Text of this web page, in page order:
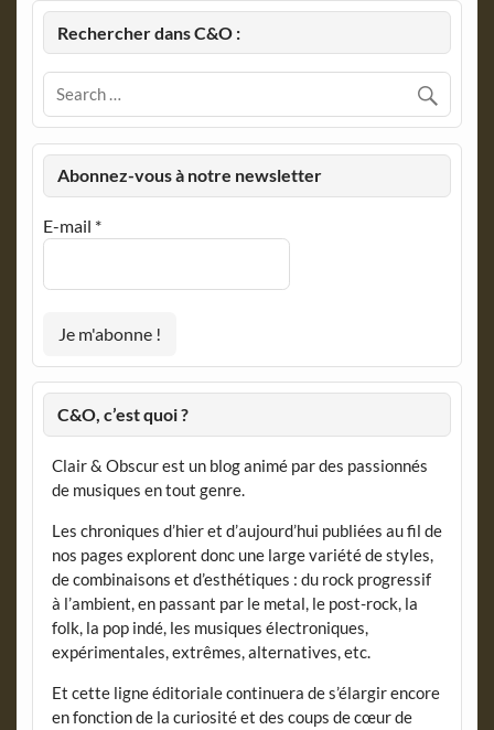
Rechercher dans C&O :
Abonnez-vous à notre newsletter
E-mail *
C&O, c’est quoi ?
Clair & Obscur est un blog animé par des passionnés
de musiques en tout genre.
Les chroniques d’hier et d’aujourd’hui publiées au fil de
nos pages explorent donc une large variété de styles,
de combinaisons et d’esthétiques : du rock progressif
à l’ambient, en passant par le metal, le post-rock, la
folk, la pop indé, les musiques électroniques,
expérimentales, extrêmes, alternatives, etc.
Et cette ligne éditoriale continuera de s’élargir encore
en fonction de la curiosité et des coups de cœur de